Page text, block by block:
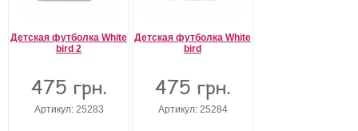
Детская футболка White
bird 2
475 грн.
Артикул: 25283
Детская футболка White
bird
475 грн.
Артикул: 25284